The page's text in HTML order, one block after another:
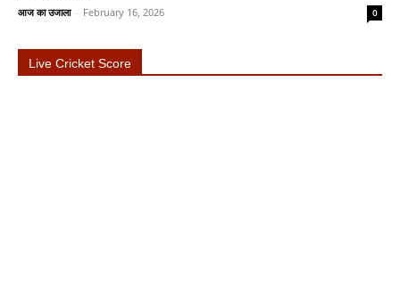
आज का उजाला - February 16, 2026 0
Live Cricket Score